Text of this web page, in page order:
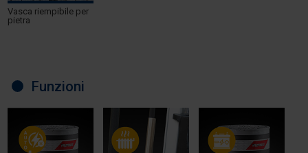
Vasca riempibile per
pietra
Funzioni